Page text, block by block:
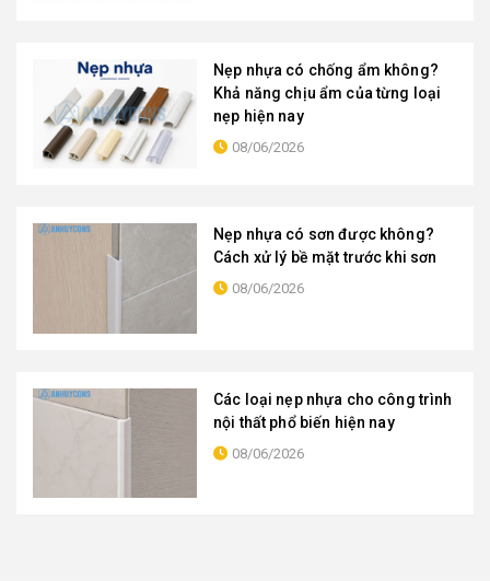
Nẹp nhựa có chống ẩm không?
Khả năng chịu ẩm của từng loại
nẹp hiện nay
08/06/2026
Nẹp nhựa có sơn được không?
Cách xử lý bề mặt trước khi sơn
08/06/2026
Các loại nẹp nhựa cho công trình
nội thất phổ biến hiện nay
08/06/2026